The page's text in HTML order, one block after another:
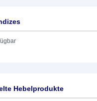
Hebelprodukte